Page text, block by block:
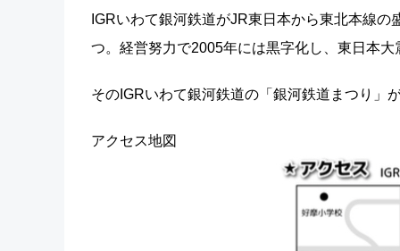
IGRいわて銀河鉄道がJR東日本から東北本線
つ。経営努力で2005年には黒字化し、東日本
そのIGRいわて銀河鉄道の「銀河鉄道まつり」
アクセス地図